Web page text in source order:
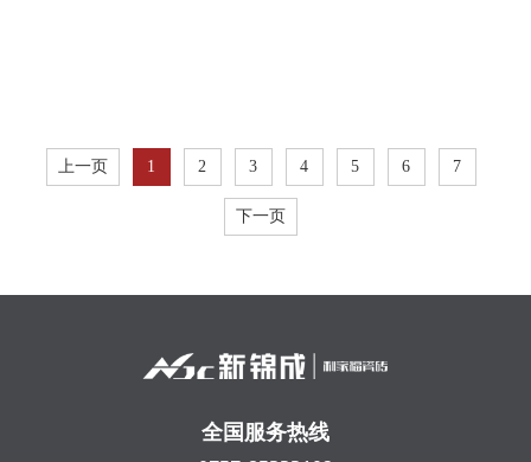
上一页 1 2 3 4 5 6 7
下一页
全国服务热线